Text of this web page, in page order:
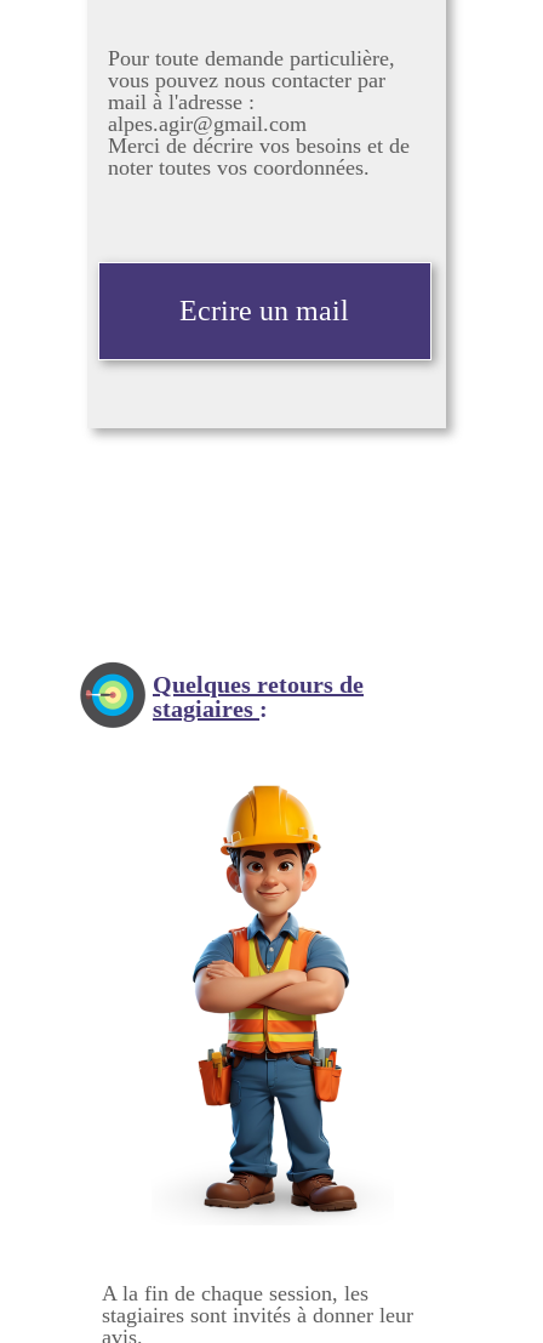
Pour toute demande particulière,
vous pouvez nous contacter par
mail à l'adresse :
alpes.agir@gmail.com
Merci de décrire vos besoins et de
noter toutes vos coordonnées.
Ecrire un mail
Quelques retours de
stagiaires :
A la fin de chaque session, les
stagiaires sont invités à donner leur
avis.